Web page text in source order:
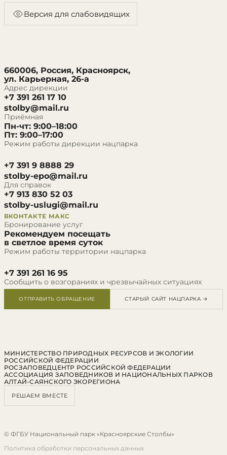
Версия для слабовидящих
660006, Россия, Красноярск,
ул. Карьерная, 26-а
Адрес дирекции
+7 391 261 17 10
stolby@mail.ru
Приёмная
Пн-чт: 9:00–18:00
Пт: 9:00–17:00
Режим работы дирекции нацпарка
+7 391 9 8888 29
stolby-epo@mail.ru
Для справок
+7 913 830 52 03
stolby-uslugi@mail.ru
ВКОНТАКТЕ МАКС
Бронирование услуг
Рекомендуем посещать
в светлое время суток
Режим работы территории нацпарка
+7 391 261 16 95
Сообщить о возгораниях и чрезвычайных ситуациях
ОТПРАВИТЬ ОБРАЩЕНИЕ СТАРЫЙ САЙТ НАЦПАРКА →
МИНИСТЕРСТВО ПРИРОДНЫХ РЕСУРСОВ И ЭКОЛОГИИ
РОССИЙСКОЙ ФЕДЕРАЦИИ
РОСЗАПОВЕДЦЕНТР РОССИЙСКОЙ ФЕДЕРАЦИИ
АССОЦИАЦИЯ ЗАПОВЕДНИКОВ И НАЦИОНАЛЬНЫХ ПАРКОВ
АЛТАЙ-САЯНСКОГО ЭКОРЕГИОНА
РЕШАЕМ ВМЕСТЕ
© ФГБУ Национальный парк «Красноярские Столбы»
Политика обработки персональных данных